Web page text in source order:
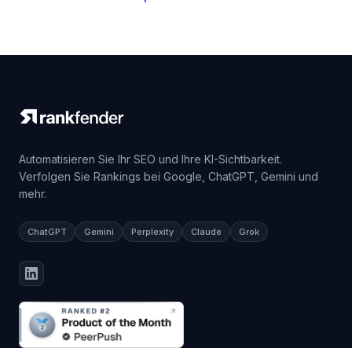
Automatisieren Sie Ihr SEO und Ihre KI-Sichtbarkeit.
Verfolgen Sie Rankings bei Google, ChatGPT, Gemini und
mehr.
ChatGPT Gemini Perplexity Claude Grok